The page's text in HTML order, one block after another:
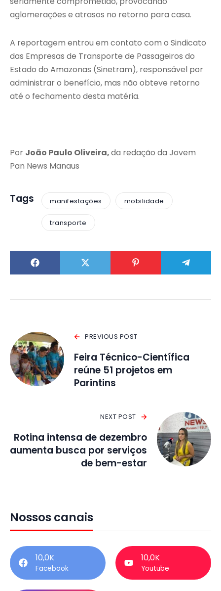
aglomerações e atrasos no retorno para casa.
A reportagem entrou em contato com o Sindicato
das Empresas de Transporte de Passageiros do
Estado do Amazonas (Sinetram), responsável por
administrar o benefício, mas não obteve retorno
até o fechamento desta matéria.
Por João Paulo Oliveira,da redação da Jovem
Pan News Manaus
Tags manifestações mobilidade
transporte
PREVIOUS POST
Feira Técnico-Científica
reúne 51 projetos em
Parintins
NEXT POST
Rotina intensa de dezembro
aumenta busca por serviços
de bem-estar
Nossos canais
10,0K
Facebook
10,0K
Youtube